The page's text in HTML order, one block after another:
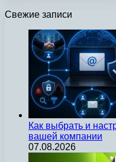
Свежие записи
Как выбрать и
вашей компании
07.08.2026